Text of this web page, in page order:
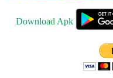
Download Apk